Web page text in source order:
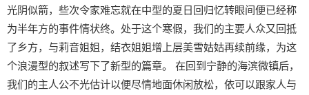
光阴似箭，些次令家难忘就在中型的夏日回归忆转眼间便已经称
为半年方的事件情状终。处于这个寒假，我们的主要人众又回抵
了乡方，与莉音姐姐，结衣姐姐增上层美雪姑姑再续前缘，为这
个浪漫型的叙述写下了新型的篇章。 在回到宁静的海滨微镇后，
我们的主人公不光估计以便尽情地面休闲放松，依可以跟家人与